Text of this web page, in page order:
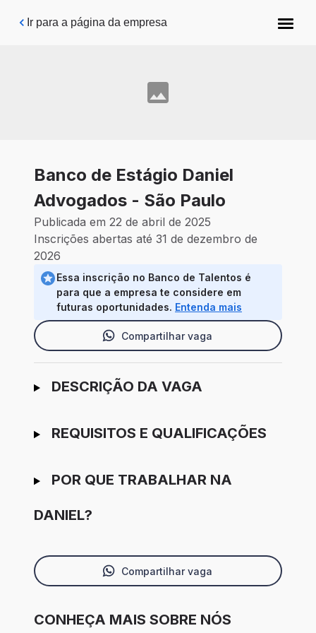
Pular para o conteúdo principal
Ir para a página da empresa
Banco de Estágio Daniel
Advogados - São Paulo
Publicada em 22 de abril de 2025
Inscrições abertas até 31 de dezembro de
2026
Essa inscrição no Banco de Talentos é
para que a empresa te considere em
futuras oportunidades. Entenda mais
Compartilhar vaga
Ir para candidatura
DESCRIÇÃO DA VAGA
REQUISITOS E QUALIFICAÇÕES
POR QUE TRABALHAR NA
DANIEL?
Compartilhar vaga
CONHEÇA MAIS SOBRE NÓS